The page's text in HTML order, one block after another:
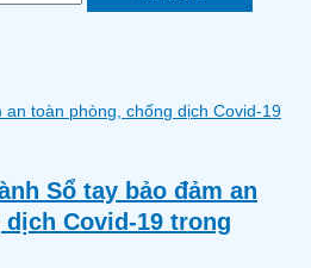
Sổ tay bảo đảm an
Covid-19 trong